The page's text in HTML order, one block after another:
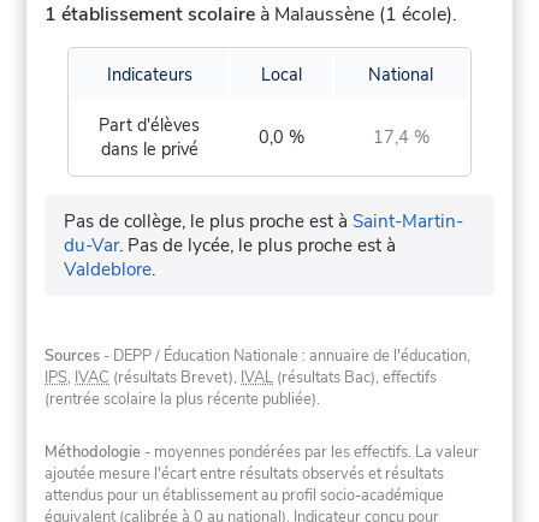
1 établissement scolaire à Malaussène (1 école).
Indicateurs Local National
Part d'élèves
dans le privé
0,0 % 17,4 %
Pas de collège, le plus proche est àSaint-Martin-
du-Var. Pas de lycée, le plus proche est à
Valdeblore.
Sources - DEPP / Éducation Nationale : annuaire de l'éducation,
IPS, IVAC (résultats Brevet), IVAL (résultats Bac), effectifs
(rentrée scolaire la plus récente publiée).
Méthodologie - moyennes pondérées par les effectifs. La valeur
ajoutée mesure l'écart entre résultats observés et résultats
attendus pour un établissement au profil socio-académique
équivalent (calibrée à 0 au national). Indicateur conçu pour